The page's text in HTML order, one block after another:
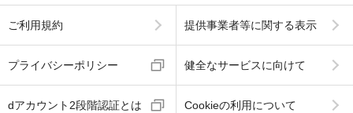
ご利用規約 提供事業者等に関する表示
プライバシーポリシー 健全なサービスに向けて
dアカウント2段階認証とは Cookieの利用について